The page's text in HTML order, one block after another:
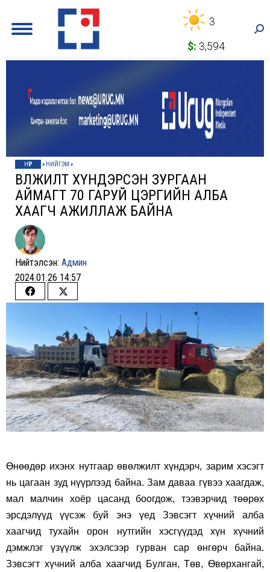
3
$: 3,594
НҮҮР » НИЙГЭМ »
ӨВӨЛЖИЛТ ХҮНДЭРСЭН ЗУРГААН
АЙМАГТ 70 ГАРУЙ ЦЭРГИЙН АЛБА
ХААГЧ АЖИЛЛАЖ БАЙНА
Нийтэлсэн: Админ
2024.01.26 14:57
Share
Facebook
Share
Twitter
Өнөөдөр ихэнх нутгаар өвөлжилт хүндэрч, зарим хэсэгт
нь цагаан зуд нүүрлээд байна. Зам даваа гүвээ хаагдаж,
мал малчин хоёр цасанд боогдож, тээвэрчид төөрөх
эрсдэлүүд үүсэж буй энэ үед Зэвсэгт хүчний алба
хаагчид тухайн орон нутгийн хэсгүүдэд хүн хүчний
дэмжлэг үзүүлж эхэлсээр гурван сар өнгөрч байна.
Зэвсэгт хүчний алба хаагчид Булган, Төв, Өвөрхангай,